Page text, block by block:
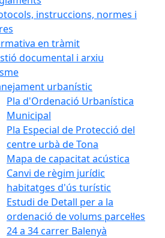
instruccions, normes i
en tràmit
documental i arxiu
urbanístic
Pla d'Ordenació Urbanística
Municipal
Pla Especial de Protecció del
centre urbà de Tona
Mapa de capacitat acústica
Canvi de règim jurídic
habitatges d'ús turístic
Estudi de Detall per a la
ordenació de volums parcel·les
24 a 34 carrer Balenyà